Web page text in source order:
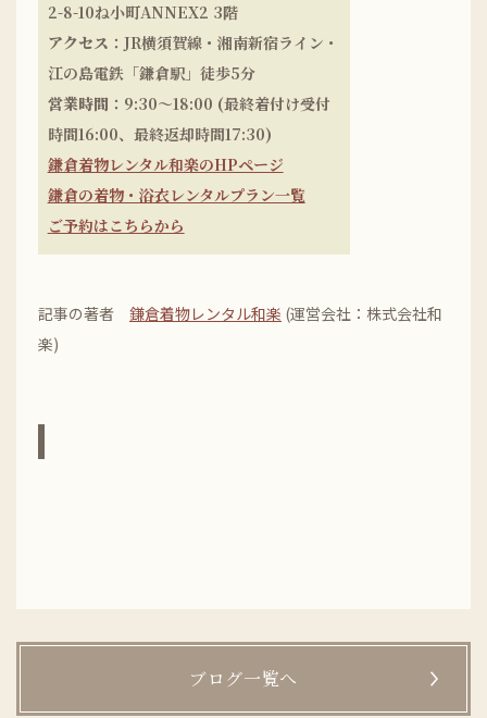
2-8-10ね小町ANNEX2 3階
アクセス ：JR横須賀線・湘南新宿ライン・
江の島電鉄「鎌倉駅」徒歩5分
営業時間：9:30～18:00 (最終着付け受付
時間16:00、最終返却時間17:30)
鎌倉着物レンタル和楽のHPページ
鎌倉の着物・浴衣レンタルプラン一覧
ご予約はこちらから
記事の著者 鎌倉着物レンタル和楽 (運営会社：株式会社和
楽)
ブログ一覧へ